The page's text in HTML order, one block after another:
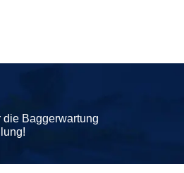
Baggerwartung